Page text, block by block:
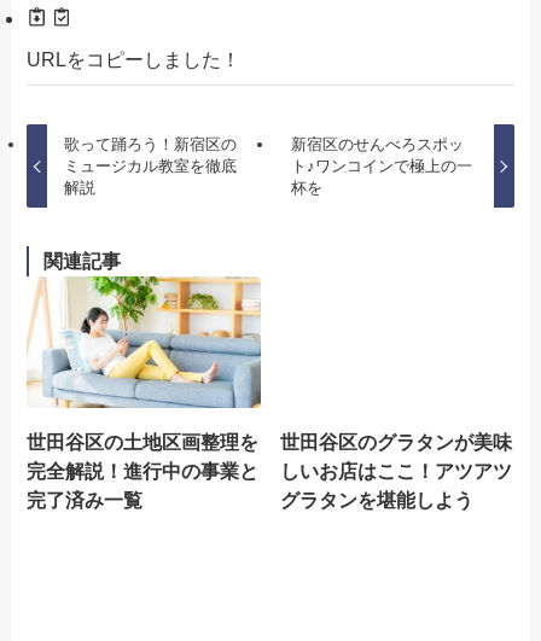
URLをコピーしました！
歌って踊ろう！新宿区の
ミュージカル教室を徹底
解説
新宿区のせんべろスポッ
ト♪ワンコインで極上の一
杯を
関連記事
世田谷区の土地区画整理を
完全解説！進行中の事業と
完了済み一覧
世田谷区のグラタンが美味
しいお店はここ！アツアツ
グラタンを堪能しよう